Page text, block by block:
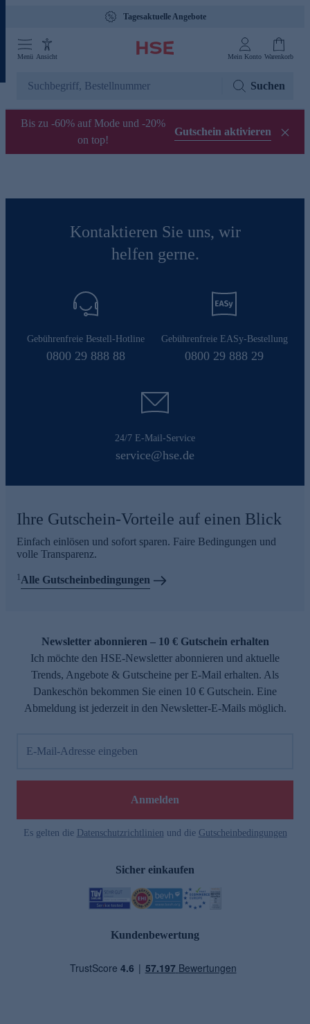
Tagesaktuelle Angebote
Menü Ansicht Mein Konto Warenkorb
Suchen
Bis zu -60% auf Mode und -20%
on top!
Gutschein aktivieren
Kontaktieren Sie uns, wir
helfen gerne.
Gebührenfreie Bestell-Hotline
0800 29 888 88
Gebührenfreie EASy-Bestellung
0800 29 888 29
24/7 E-Mail-Service
service@hse.de
Ihre Gutschein-Vorteile auf einen Blick
Einfach einlösen und sofort sparen. Faire Bedingungen und
volle Transparenz.
1Alle Gutscheinbedingungen
Newsletter abonnieren – 10 € Gutschein erhalten
Ich möchte den HSE-Newsletter abonnieren und aktuelle
Trends, Angebote & Gutscheine per E-Mail erhalten. Als
Dankeschön bekommen Sie einen 10 € Gutschein. Eine
Abmeldung ist jederzeit in den Newsletter-E-Mails möglich.
E-Mail-Adresse eingeben
Anmelden
Es gelten die Datenschutzrichtlinien und die Gutscheinbedingungen
Sicher einkaufen
Kundenbewertung